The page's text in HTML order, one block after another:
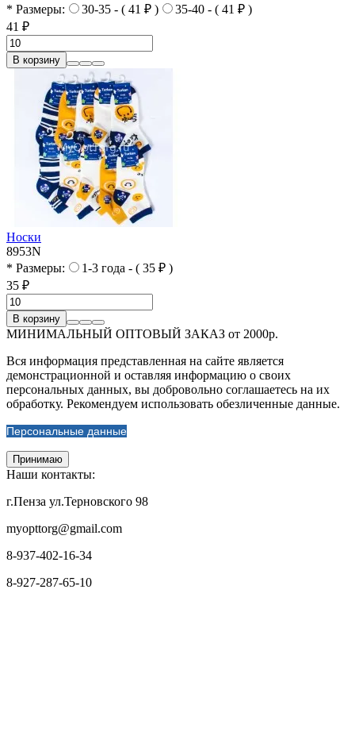
* Размеры:
30-35 - ( 41 ₽ )
35-40 - ( 41 ₽ )
41 ₽
В корзину
Носки
8953N
* Размеры:
1-3 года - ( 35 ₽ )
35 ₽
В корзину
МИНИМАЛЬНЫЙ ОПТОВЫЙ ЗАКАЗ от 2000р.
Вся информация представленная на сайте является
демонстрационной и оставляя информацию о своих
персональных данных, вы добровольно соглашаетесь на их
обработку. Рекомендуем использовать обезличенные данные.
Персональные данные
Принимаю
Наши контакты:
г.Пенза ул.Терновского 98
myopttorg@gmail.com
8-937-402-16-34
8-927-287-65-10